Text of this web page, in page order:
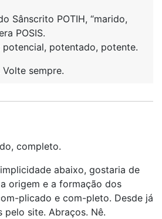
Sânscrito POTIH, “marido,
POSIS.
potencial, potentado, potente.
sempre.
completo.
abaixo, gostaria de
origem e a formação dos
plicado e com-pleto. Desde já
pelo site. Abraços. Nê.